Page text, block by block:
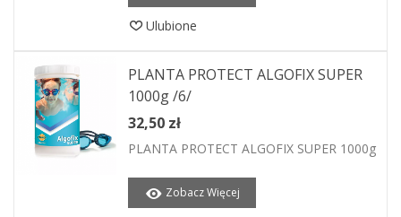
Ulubione
PLANTA PROTECT ALGOFIX SUPER
1000g /6/
32,50 zł
PLANTA PROTECT ALGOFIX SUPER 1000g
Zobacz Więcej